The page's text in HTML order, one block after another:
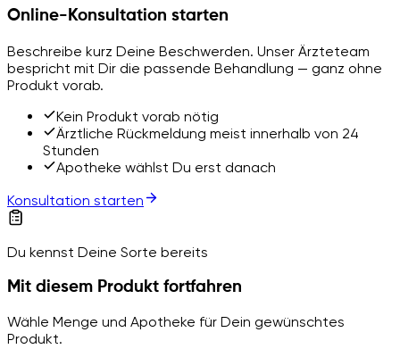
Online-Konsultation starten
Beschreibe kurz Deine Beschwerden. Unser Ärzteteam
bespricht mit Dir die passende Behandlung — ganz ohne
Produkt vorab.
Kein Produkt vorab nötig
Ärztliche Rückmeldung meist innerhalb von 24
Stunden
Apotheke wählst Du erst danach
Konsultation starten
Du kennst Deine Sorte bereits
Mit diesem Produkt fortfahren
Wähle Menge und Apotheke für Dein gewünschtes
Produkt.